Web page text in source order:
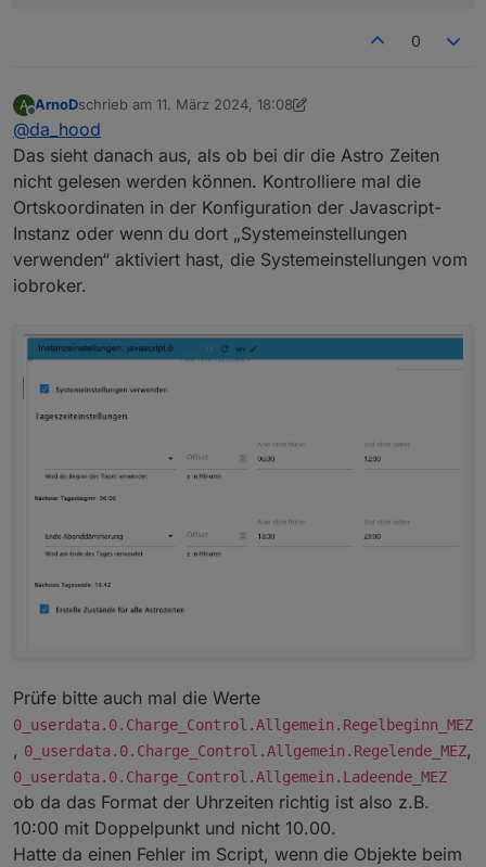
0
A
Offline
ArnoDschrieb am 11. März 2024, 18:08
zuletzt editiert von ArnoD 3. Nov. 2024, 20:05
@da_hood
Das sieht danach aus, als ob bei dir die Astro Zeiten
nicht gelesen werden können. Kontrolliere mal die
Ortskoordinaten in der Konfiguration der Javascript-
Instanz oder wenn du dort „Systemeinstellungen
verwenden“ aktiviert hast, die Systemeinstellungen vom
iobroker.
Prüfe bitte auch mal die Werte
0_userdata.0.Charge_Control.Allgemein.Regelbeginn_MEZ
, 0_userdata.0.Charge_Control.Allgemein.Regelende_MEZ,
0_userdata.0.Charge_Control.Allgemein.Ladeende_MEZ
ob da das Format der Uhrzeiten richtig ist also z.B.
10:00 mit Doppelpunkt und nicht 10.00.
Hatte da einen Fehler im Script, wenn die Objekte beim